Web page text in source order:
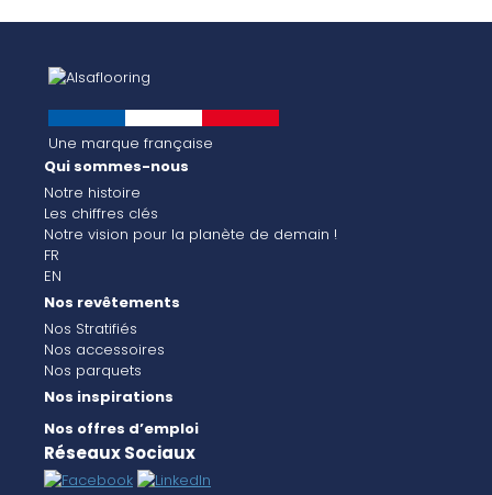
Une marque française
Qui sommes-nous
Notre histoire
Les chiffres clés
Notre vision pour la planète de demain !
FR
EN
Nos revêtements
Nos Stratifiés
Nos accessoires
Nos parquets
Nos inspirations
Nos offres d’emploi
Réseaux Sociaux